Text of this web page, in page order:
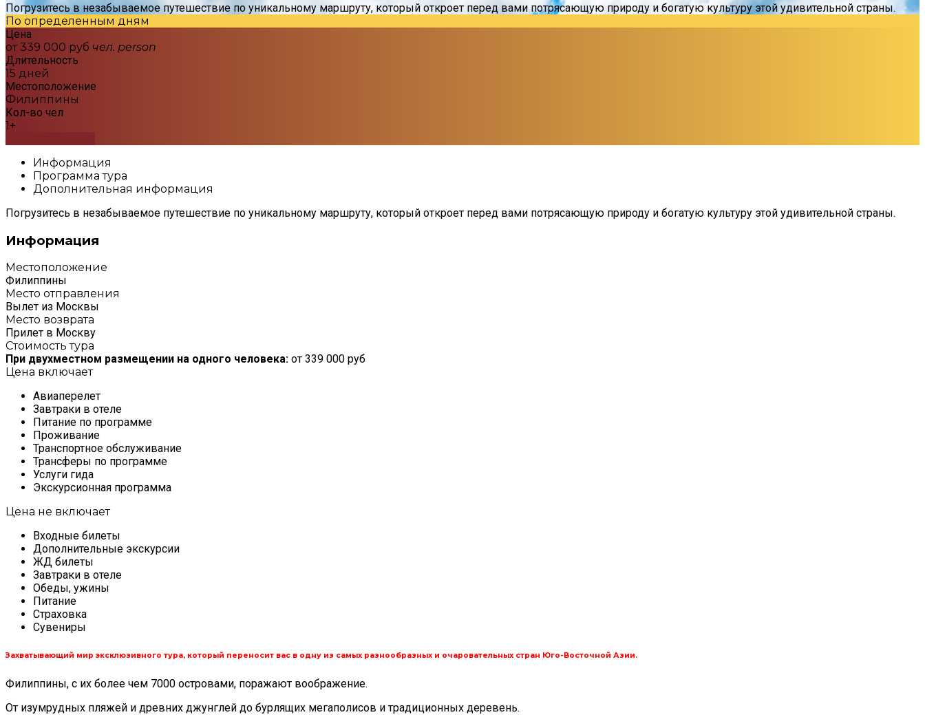
Погрузитесь в незабываемое путешествие по уникальному маршруту, который откроет перед вами потрясающую природу и богатую культуру этой удивительной страны.
По определенным дням
Цена
от 339 000 руб чел. person
Длительность
15 дней
Местоположение
Филиппины
Кол-во чел
1+
Информация
Программа тура
Дополнительная информация
Погрузитесь в незабываемое путешествие по уникальному маршруту, который откроет перед вами потрясающую природу и богатую культуру этой удивительной страны.
Информация
Местоположение
Филиппины
Место отправления
Вылет из Москвы
Место возврата
Прилет в Москву
Стоимость тура
При двухместном размещении на одного человека: от 339 000 руб
Цена включает
Авиаперелет
Завтраки в отеле
Питание по программе
Проживание
Транспортное обслуживание
Трансферы по программе
Услуги гида
Экскурсионная программа
Цена не включает
Входные билеты
Дополнительные экскурсии
ЖД билеты
Завтраки в отеле
Обеды, ужины
Питание
Страховка
Сувениры
Захватывающий мир эксклюзивного тура, который переносит вас в одну из самых разнообразных и очаровательных стран Юго-Восточной Азии.
Филиппины, с их более чем 7000 островами, поражают воображение.
От изумрудных пляжей и древних джунглей до бурлящих мегаполисов и традиционных деревень.